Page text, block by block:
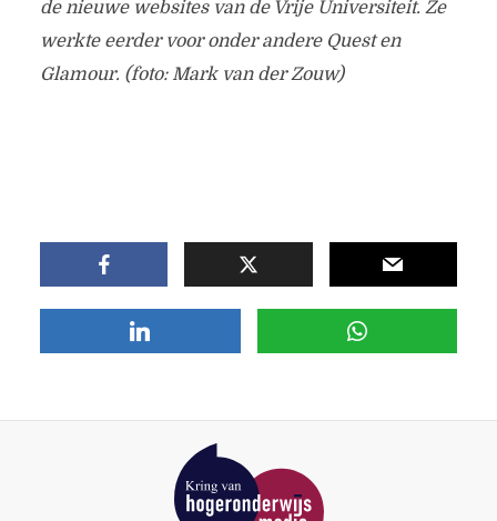
de nieuwe websites van de Vrije Universiteit. Ze
werkte eerder voor onder andere Quest en
Glamour. (foto: Mark van der Zouw)